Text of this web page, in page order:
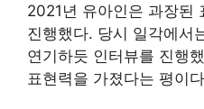
2021년 유아인은 과장된
진행했다. 당시 일각에서
연기하듯 인터뷰를 진행
표현력을 가졌다는 평이